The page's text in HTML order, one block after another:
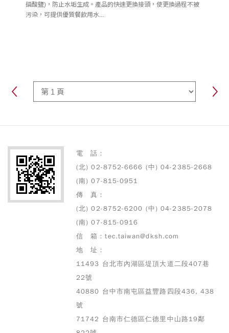
磷酸鹽)，防止水垢生成。產品的快速更換接頭，使更換過程不被
污染，可提供優質餐飲用水...
電 話：
(北) 02-8752-6666 (中) 04-2385-2668
(南) 07-815-0951
傳 真：
(北) 02-8752-6200 (中) 04-2385-2078
(南) 07-815-0916
信 箱：tec.taiwan@dksh.com
地 址：
11493 台北市內湖區堤頂大道二段407巷
22號
40880 台中市南屯區益豐路四段436, 438
號
71742 台南市仁德區仁德里中山路19鄰